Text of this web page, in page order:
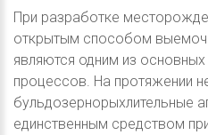
При разработке
открытым способом
являются одним из
процессов. На протяжении
бульдозернорыхлительные
единственным средством